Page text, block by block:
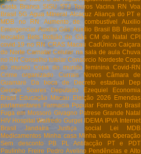
Costa Branca SISU STJ Touros Vacina RN Voa
Brasil 5G Agua MIneral Alcaçuz Aliança do PT e
MDB no RN
Aumento de combustível
Auxilio
Emergencial Auxilio Gás Auxílio Brasil BB Benes
leocadio
Bets Botijão de Gás CM de Natal CPI
covid-19 no RN CRAS Macau CadÚnico Caiçara
do Norte Carnatal Celular na sala de aula Chuva
no RN Conselho tutelar Consórcio Nordeste Copa
do mundo Copa do mundo feminina
Covid-RN
Crime organizado
Currais Novos
Câmara de
Guamaré
Da boca de Decreto estadual
Dep
George Soares
Deputado Ezequiel
Economia
Brasil Educação Macau Eleição 2026
Emendas
parlamentares Farmacia Popular Fome no Brasil
Fuga em Mossoró Givagno Patrese Grande Natal
HIV Hospital Walfredo Gurgel IDEMA IPVA Internet
Brasil
Jandaíra Justiça social Lei
MDB
Medicamentos Minha casa Minha vida Operação
Sem desconto
PB PL Antifacção
PT e PDT
Paulinho Freire Pedro Avelino Pendências e Alto